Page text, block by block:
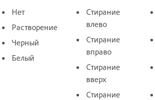
Нет
Растворение
Черный
Белый
Стирание
влево
Стирание
вправо
Стирание
вверх
Стирание